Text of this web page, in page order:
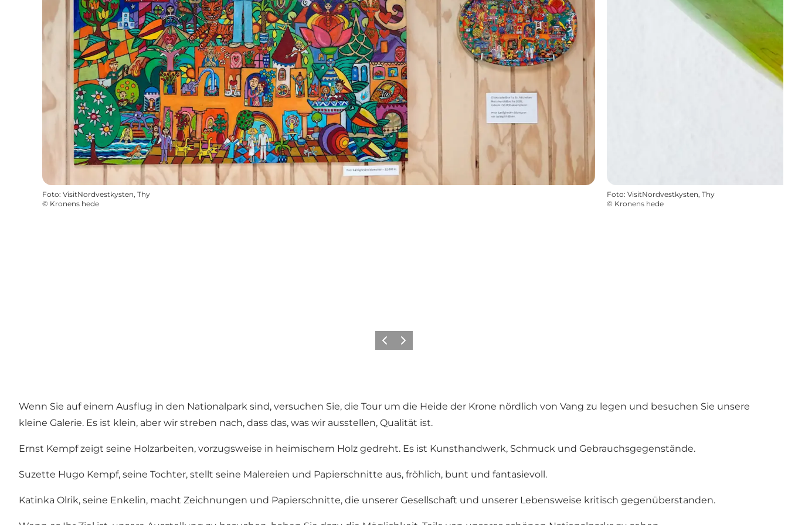
Foto: VisitNordvestkysten, Thy
© Kronens hede
Foto: VisitNordvestkysten, Thy
© Kronens hede
ZurückWeiter
Wenn Sie auf einem Ausflug in den Nationalpark sind, versuchen Sie, die Tour um die Heide der Krone nördlich von Vang zu legen und besuchen Sie unsere
kleine Galerie. Es ist klein, aber wir streben nach, dass das, was wir ausstellen, Qualität ist.
Ernst Kempf zeigt seine Holzarbeiten, vorzugsweise in heimischem Holz gedreht. Es ist Kunsthandwerk, Schmuck und Gebrauchsgegenstände.
Suzette Hugo Kempf, seine Tochter, stellt seine Malereien und Papierschnitte aus, fröhlich, bunt und fantasievoll.
Katinka Olrik, seine Enkelin, macht Zeichnungen und Papierschnitte, die unserer Gesellschaft und unserer Lebensweise kritisch gegenüberstanden.